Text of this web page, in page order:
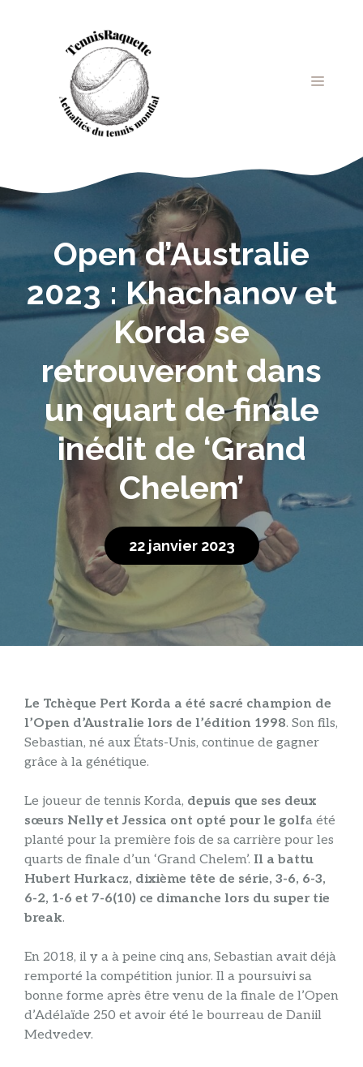
MENU
Open d’Australie
2023 : Khachanov et
Korda se
retrouveront dans
un quart de finale
inédit de ‘Grand
Chelem’
22 janvier 2023
Le Tchèque Pert Korda a été sacré champion de
l’Open d’Australie lors de l’édition 1998. Son fils,
Sebastian, né aux États-Unis, continue de gagner
grâce à la génétique.
Le joueur de tennis Korda, depuis que ses deux
sœurs Nelly et Jessica ont opté pour le golfa été
planté pour la première fois de sa carrière pour les
quarts de finale d’un ‘Grand Chelem’. Il a battu
Hubert Hurkacz, dixième tête de série, 3-6, 6-3,
6-2, 1-6 et 7-6(10) ce dimanche lors du super tie
break.
En 2018, il y a à peine cinq ans, Sebastian avait déjà
remporté la compétition junior. Il a poursuivi sa
bonne forme après être venu de la finale de l’Open
d’Adélaïde 250 et avoir été le bourreau de Daniil
Medvedev.